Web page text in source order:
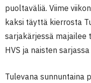
puoltaväliä. Viime
kaksi täyttä kierrosta
sarjakärjessä majailee
HVS ja naisten sarjassa
Tulevana sunnuntaina